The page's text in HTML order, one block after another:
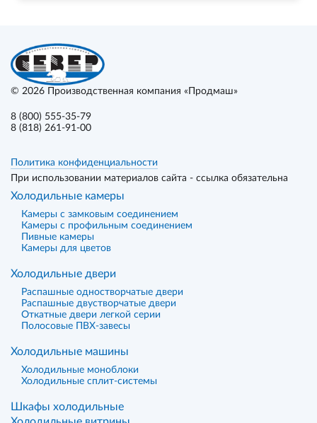
© 2026 Производственная компания «Продмаш»
8 (800) 555-35-79
8 (818) 261-91-00
Политика конфиденциальности
При использовании материалов сайта - ссылка обязательна
Холодильные камеры
Камеры с замковым соединением
Камеры с профильным соединением
Пивные камеры
Камеры для цветов
Холодильные двери
Распашные одностворчатые двери
Распашные двустворчатые двери
Откатные двери легкой серии
Полосовые ПВХ-завесы
Холодильные машины
Холодильные моноблоки
Холодильные сплит-системы
Шкафы холодильные